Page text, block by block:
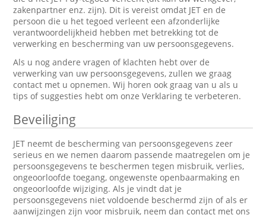
zakenpartner enz. zijn). Dit is vereist omdat JET en de
persoon die u het tegoed verleent een afzonderlijke
verantwoordelijkheid hebben met betrekking tot de
verwerking en bescherming van uw persoonsgegevens.
Als u nog andere vragen of klachten hebt over de
verwerking van uw persoonsgegevens, zullen we graag
contact met u opnemen. Wij horen ook graag van u als u
tips of suggesties hebt om onze Verklaring te verbeteren.
Beveiliging
JET neemt de bescherming van persoonsgegevens zeer
serieus en we nemen daarom passende maatregelen om je
persoonsgegevens te beschermen tegen misbruik, verlies,
ongeoorloofde toegang, ongewenste openbaarmaking en
ongeoorloofde wijziging. Als je vindt dat je
persoonsgegevens niet voldoende beschermd zijn of als er
aanwijzingen zijn voor misbruik, neem dan contact met ons